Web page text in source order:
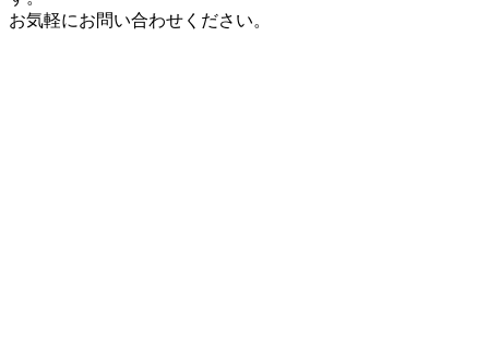
お気軽にお問い合わせください。